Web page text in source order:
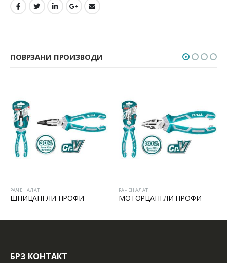
ПОВРЗАНИ ПРОИЗВОДИ
РАЧЕН АЛАТ
ШПИЦАНГЛИ ПРОФИ
РАЧЕН АЛАТ
МОТОРЦАНГЛИ ПРОФИ
БРЗ КОНТАКТ